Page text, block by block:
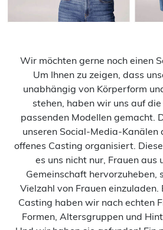
Wir möchten gerne noch einen
Um Ihnen zu zeigen, dass
unabhängig von Körperform
stehen, haben wir uns auf
passenden Modellen gemacht.
unseren Social-Media-Kanälen
offenes Casting organisiert.
es uns nicht nur, Frauen aus
Gemeinschaft hervorzuheben,
Vielzahl von Frauen einzuladen.
Casting haben wir nach echten
Formen, Altersgruppen und